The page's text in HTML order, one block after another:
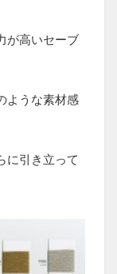
が高いセーブ
ような素材感
に引き立って